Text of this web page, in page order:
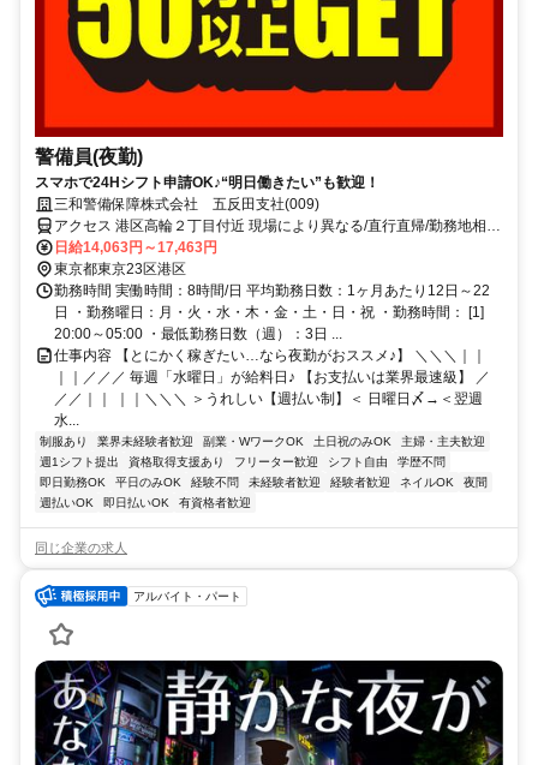
警備員(夜勤)
スマホで24Hシフト申請OK♪“明日働きたい”も歓迎！
三和警備保障株式会社 五反田支社(009)
アクセス 港区高輪２丁目付近 現場により異なる/直行直帰/勤務地相談
可 ■電話面接■来社不要■即日勤務
日給14,063円～17,463円
東京都東京23区港区
勤務時間 実働時間：8時間/日 平均勤務日数：1ヶ月あたり12日～22
日 ・勤務曜日：月・火・水・木・金・土・日・祝 ・勤務時間： [1]
20:00～05:00 ・最低勤務日数（週）：3日 ...
仕事内容 【とにかく稼ぎたい…なら夜勤がおススメ♪】 ＼＼＼｜｜
｜｜／／／ 毎週「水曜日」が給料日♪ 【お支払いは業界最速級】 ／
／／｜｜ ｜｜＼＼＼ ＞うれしい【週払い制】＜ 日曜日〆→＜翌週
水...
制服あり 業界未経験者歓迎 副業・WワークOK 土日祝のみOK
主婦・主夫歓迎
週1シフト提出
資格取得支援あり フリーター歓迎 シフト自由
学歴不問
即日勤務OK
平日のみOK 経験不問 未経験者歓迎 経験者歓迎 ネイルOK
夜間
週払いOK
即日払いOK 有資格者歓迎
同じ企業の求人
アルバイト・パート